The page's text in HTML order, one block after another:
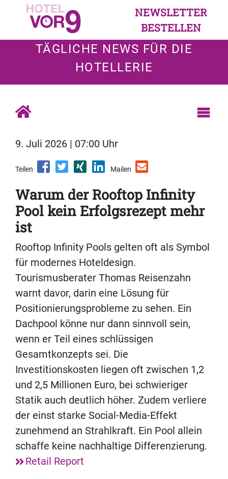
NEWSLETTER
BESTELLEN
TÄGLICHE NEWS FÜR DIE
HOTELLERIE
9. Juli 2026 | 07:00 Uhr
Teilen Mailen
Warum der Rooftop Infinity
Pool kein Erfolgsrezept mehr
ist
Rooftop Infinity Pools gelten oft als Symbol
für modernes Hoteldesign.
Tourismusberater Thomas Reisenzahn
warnt davor, darin eine Lösung für
Positionierungsprobleme zu sehen. Ein
Dachpool könne nur dann sinnvoll sein,
wenn er Teil eines schlüssigen
Gesamtkonzepts sei. Die
Investitionskosten liegen oft zwischen 1,2
und 2,5 Millionen Euro, bei schwieriger
Statik auch deutlich höher. Zudem verliere
der einst starke Social-Media-Effekt
zunehmend an Strahlkraft. Ein Pool allein
schaffe keine nachhaltige Differenzierung.
Retail Report